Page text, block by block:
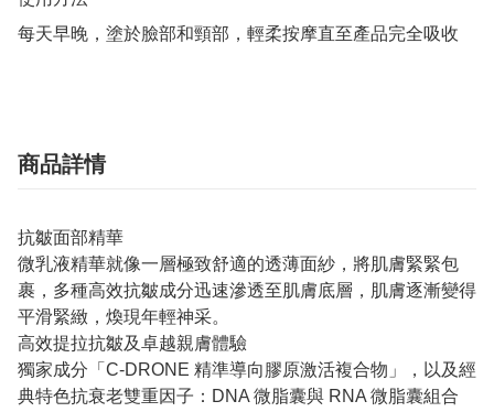
每天早晚，塗於臉部和頸部，輕柔按摩直至產品完全吸收
商品詳情
抗皺面部精華
微乳液精華就像一層極致舒適的透薄面紗，將肌膚緊緊包
裹，多種高效抗皺成分迅速滲透至肌膚底層，肌膚逐漸變得
平滑緊緻，煥現年輕神采。
高效提拉抗皺及卓越親膚體驗
獨家成分「C-DRONE 精準導向膠原激活複合物」，以及經
典特色抗衰老雙重因子：DNA 微脂囊與 RNA 微脂囊組合